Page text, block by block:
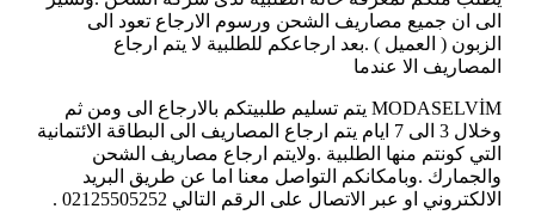
الى ان جميع مصاريف الشحن ورسوم الارجاع تعود الى
الزبون ( العميل ) .بعد ارجاعكم للطلبية لا يتم ارجاع
المصاريف الا عندما
MODASELVİM يتم تسليم طلبيتكم بالارجاع الى ومن ثم
وخلال 3 الى 7 ايام يتم ارجاع المصاريف الى البطاقة الائتمانية
التي كونتم منها الطلبية .ولايتم ارجاع مصاريف الشحن
والجمارك .وبامكانكم التواصل معنا اما عن طريق البريد
الالكتروني او عبر الاتصال على الرقم التالي 02125505252 .